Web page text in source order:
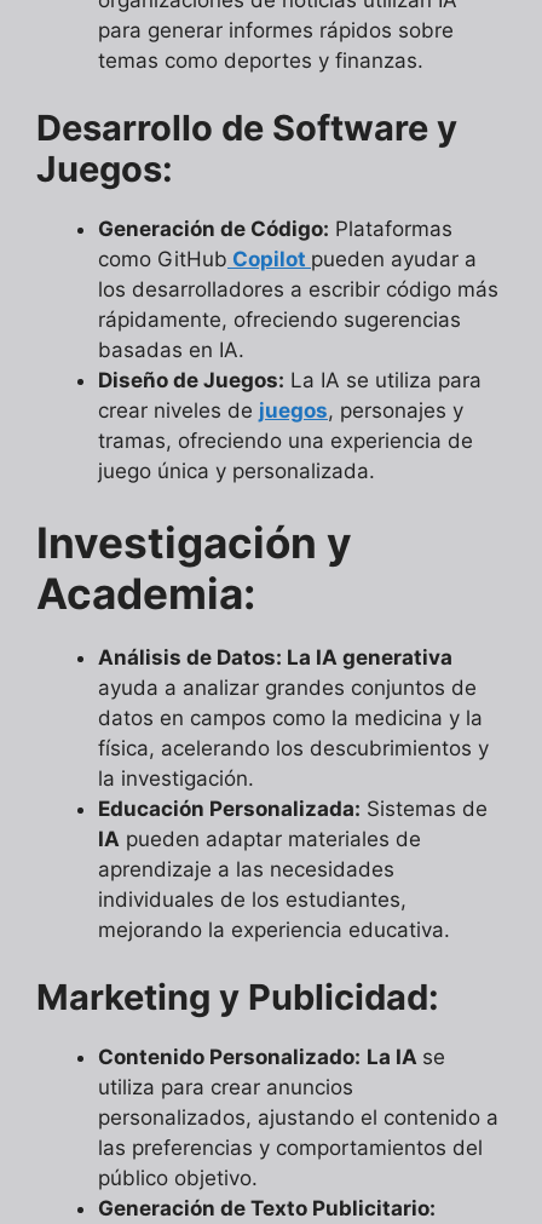
para generar informes rápidos sobre
temas como deportes y finanzas.
Desarrollo de Software y
Juegos:
Generación de Código: Plataformas
como GitHub Copilot pueden ayudar a
los desarrolladores a escribir código más
rápidamente, ofreciendo sugerencias
basadas en IA.
Diseño de Juegos: La IA se utiliza para
crear niveles de juegos, personajes y
tramas, ofreciendo una experiencia de
juego única y personalizada.
Investigación y
Academia:
Análisis de Datos: La IA generativa
ayuda a analizar grandes conjuntos de
datos en campos como la medicina y la
física, acelerando los descubrimientos y
la investigación.
Educación Personalizada: Sistemas de
IA pueden adaptar materiales de
aprendizaje a las necesidades
individuales de los estudiantes,
mejorando la experiencia educativa.
Marketing y Publicidad:
Contenido Personalizado: La IA se
utiliza para crear anuncios
personalizados, ajustando el contenido a
las preferencias y comportamientos del
público objetivo.
Generación de Texto Publicitario: